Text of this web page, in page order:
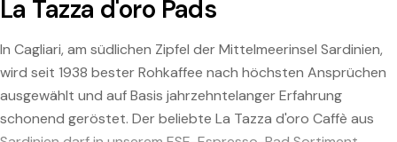
La Tazza d'oro Pads
In Cagliari, am südlichen Zipfel der Mittelmeerinsel Sardinien,
wird seit 1938 bester Rohkaffee nach höchsten Ansprüchen
ausgewählt und auf Basis jahrzehntelanger Erfahrung
schonend geröstet. Der beliebte La Tazza d'oro Caffè aus